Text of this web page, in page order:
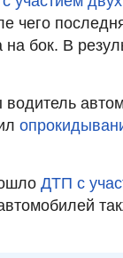
чего
бок. В
ДТП с